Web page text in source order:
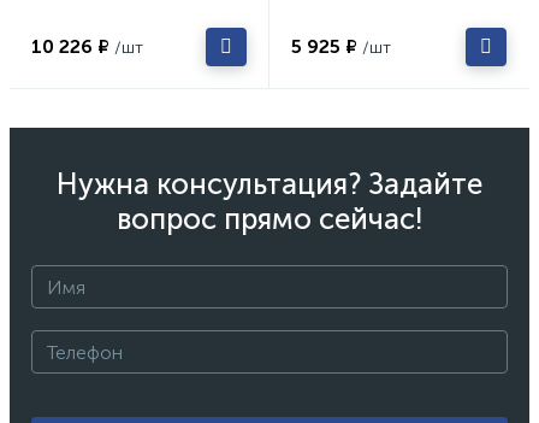
10 226 ₽ /шт 5 925 ₽ /шт
Нужна консультация? Задайте
вопрос прямо сейчас!